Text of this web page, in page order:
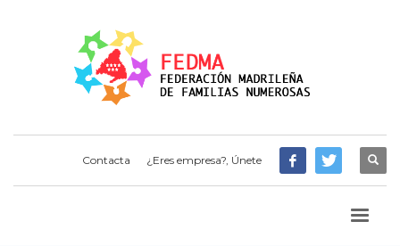
Contacta ¿Eres empresa?, Únete